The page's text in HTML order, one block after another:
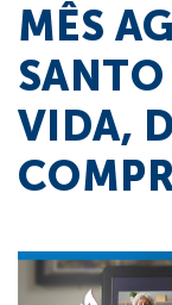
MÊS
VIDA,